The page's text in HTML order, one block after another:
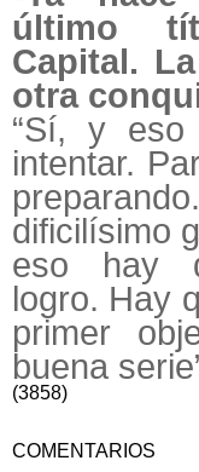
último
Capital.
otra
“Sí, y
intentar.
dificilísimo
eso hay
logro. Hay
primer
buena
(3858)
COMENTARIOS